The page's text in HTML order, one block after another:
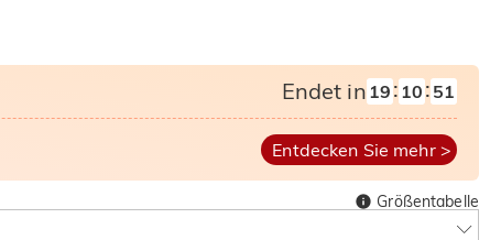
Endet in 19 : 10 : 50
Entdecken Sie mehr >
Größentabelle